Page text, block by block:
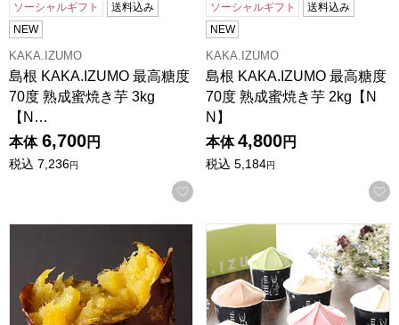
ソーシャルギフト
送料込み
NEW
KAKA.IZUMO
島根 KAKA.IZUMO 最高糖度
70度 熟成蜜焼き芋 3kg
【N…
本体 6,700円
税込 7,236円
お気に入りに登録する
ソーシャルギフト
送料込み
NEW
KAKA.IZUMO
島根 KAKA.IZUMO 最高糖度
70度 熟成蜜焼き芋 2kg【N
N】
本体 4,800円
税込 5,184円
島根 KAKA.IZUMO 最高糖度70度 熟成蜜焼き芋 1kg 【NN】
島根 KAKA.IZUMO プレミア